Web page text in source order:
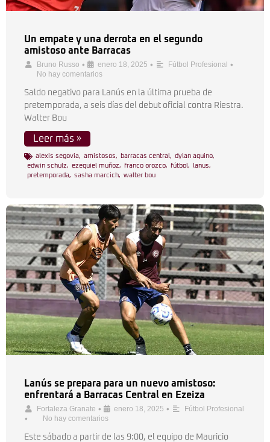
Un empate y una derrota en el segundo
amistoso ante Barracas
Bruno Russo • enero 18, 2025 • Fútbol Profesional •
No hay comentarios
Saldo negativo para Lanús en la última prueba de
pretemporada, a seis días del debut oficial contra Riestra.
Walter Bou
Leer más »
alexis segovia, amistosos, barracas central , dylan aquino,
edwin schulz, ezequiel muñoz, franco orozco, fútbol , lanus,
pretemporada, sasha marcich, walter bou
Lanús se prepara para un nuevo amistoso:
enfrentará a Barracas Central en Ezeiza
Fortaleza Granate • enero 18, 2025 • Fútbol Profesional
• No hay comentarios
Este sábado a partir de las 9:00, el equipo de Mauricio